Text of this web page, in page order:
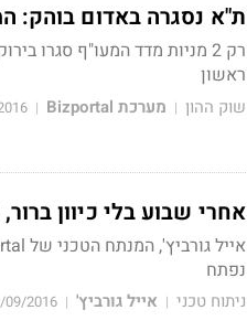
ת"א נסגרה באדום בוהק: המעו"ף נפל
ראשון
שוק ההון | מערכת Bizportal |
אחרי שבוע בלי כיוון
נפתח
ניתוח טכני | אייל גורביץ' |
09/2016